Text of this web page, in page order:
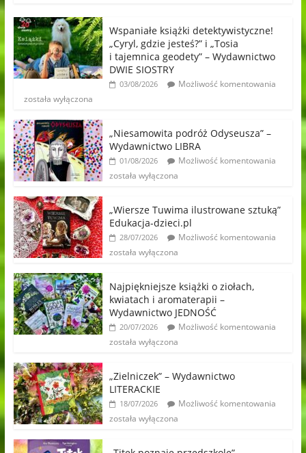
Wspaniałe książki detektywistyczne!
„Cyryl, gdzie jesteś?” i „Tosia
i tajemnica geodety” – Wydawnictwo
DWIE SIOSTRY
03/08/2026
Możliwość komentowania
została wyłączona
„Niesamowita podróż Odyseusza” –
Wydawnictwo LIBRA
01/08/2026
Możliwość komentowania
została wyłączona
„Wiersze Tuwima ilustrowane sztuką”
Edukacja-dzieci.pl
28/07/2026
Możliwość komentowania
została wyłączona
Najpiękniejsze książki o ziołach,
kwiatach i aromaterapii –
Wydawnictwo JEDNOŚĆ
20/07/2026
Możliwość komentowania
została wyłączona
„Zielniczek” – Wydawnictwo
LITERACKIE
18/07/2026
Możliwość komentowania
została wyłączona